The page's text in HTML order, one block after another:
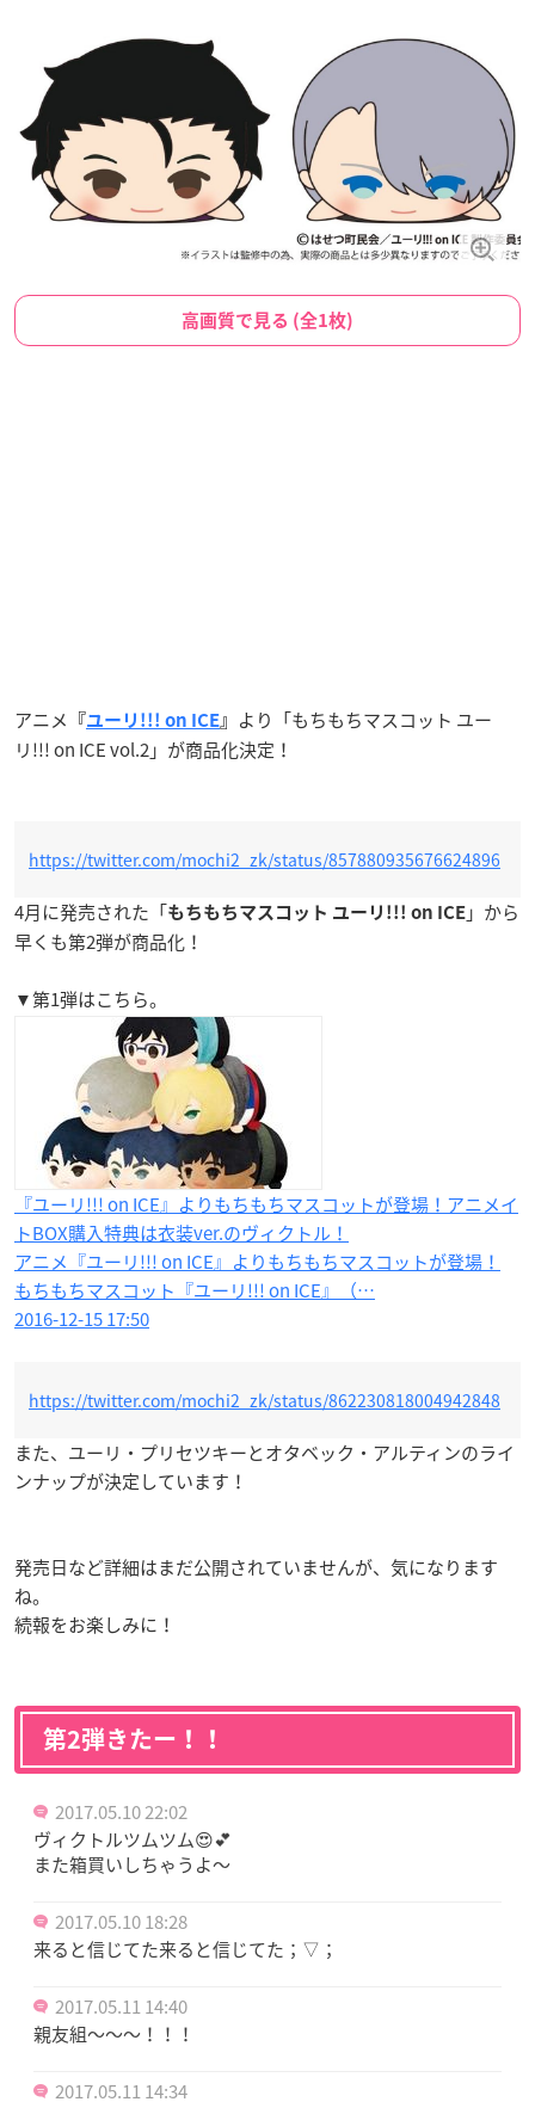
高画質で見る (全1枚)
アニメ 『ユーリ!!! on ICE 』
より「もちもちマスコット ユー
リ!!! on ICE vol.2」が商品化決定！
https://twitter.com/mochi2_zk/status/857880935676624896
4月に発売された「もちもちマスコット ユーリ!!! on ICE 」から
早くも第2弾が商品化！
▼第1弾はこちら。
『ユーリ!!! on ICE』よりもちもちマスコットが登場！アニメイ
トBOX購入特典は衣装ver.のヴィクトル！
アニメ『ユーリ!!! on ICE』よりもちもちマスコットが登場！
もちもちマスコット『ユーリ!!! on ICE』（…
2016-12-15 17:50
https://twitter.com/mochi2_zk/status/862230818004942848
また、ユーリ・プリセツキーとオタベック・アルティンのライ
ンナップが決定しています！
発売日など詳細はまだ公開されていませんが、気になります
ね。
続報をお楽しみに！
第2弾きたー！！
2017.05.10 22:02
ヴィクトルツムツム😍💕
また箱買いしちゃうよ〜
2017.05.10 18:28
来ると信じてた来ると信じてた；▽；
2017.05.11 14:40
親友組〜〜〜！！！
2017.05.11 14:34